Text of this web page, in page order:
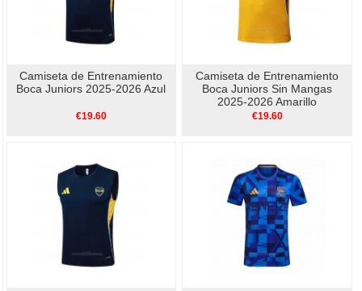
Camiseta de Entrenamiento
Boca Juniors 2025-2026 Azul
€19.60
Camiseta de Entrenamiento
Boca Juniors Sin Mangas
2025-2026 Amarillo
€19.60